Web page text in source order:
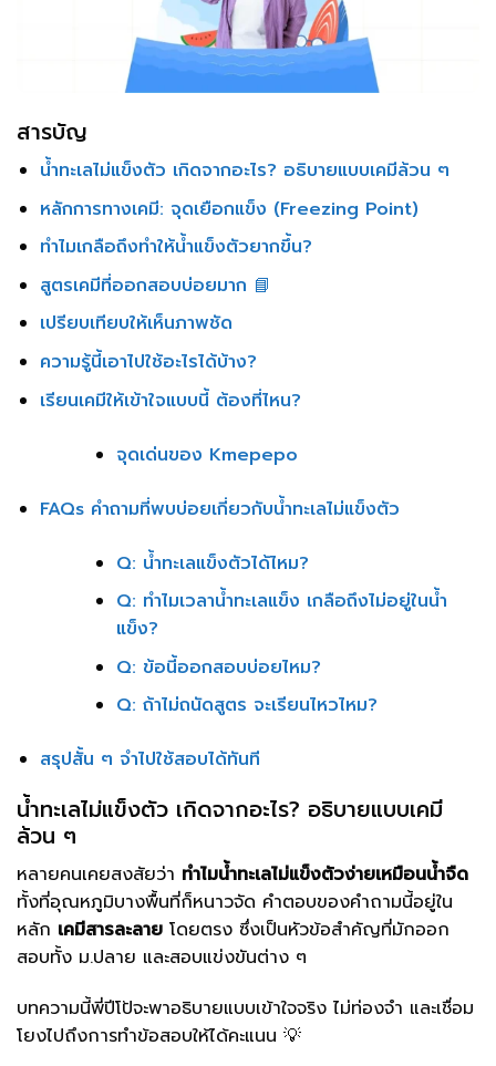
สารบัญ
น้ำทะเลไม่แข็งตัว เกิดจากอะไร? อธิบายแบบเคมีล้วน ๆ
หลักการทางเคมี: จุดเยือกแข็ง (Freezing Point)
ทำไมเกลือถึงทำให้น้ำแข็งตัวยากขึ้น?
สูตรเคมีที่ออกสอบบ่อยมาก 📘
เปรียบเทียบให้เห็นภาพชัด
ความรู้นี้เอาไปใช้อะไรได้บ้าง?
เรียนเคมีให้เข้าใจแบบนี้ ต้องที่ไหน?
จุดเด่นของ Kmepepo
FAQs คำถามที่พบบ่อยเกี่ยวกับน้ำทะเลไม่แข็งตัว
Q: น้ำทะเลแข็งตัวได้ไหม?
Q: ทำไมเวลาน้ำทะเลแข็ง เกลือถึงไม่อยู่ในน้ำ
แข็ง?
Q: ข้อนี้ออกสอบบ่อยไหม?
Q: ถ้าไม่ถนัดสูตร จะเรียนไหวไหม?
สรุปสั้น ๆ จำไปใช้สอบได้ทันที
น้ำทะเลไม่แข็งตัว เกิดจากอะไร? อธิบายแบบเคมี
ล้วน ๆ
หลายคนเคยสงสัยว่า ทำไมน้ำทะเลไม่แข็งตัวง่ายเหมือนน้ำจืด
ทั้งที่อุณหภูมิบางพื้นที่ก็หนาวจัด คำตอบของคำถามนี้อยู่ใน
หลัก เคมีสารละลาย โดยตรง ซึ่งเป็นหัวข้อสำคัญที่มักออก
สอบทั้ง ม.ปลาย และสอบแข่งขันต่าง ๆ
บทความนี้พี่ปีโป้จะพาอธิบายแบบเข้าใจจริง ไม่ท่องจำ และเชื่อม
โยงไปถึงการทำข้อสอบให้ได้คะแนน 💡